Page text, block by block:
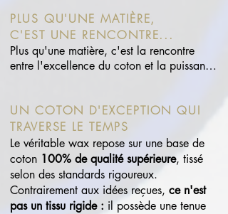
PLUS QU'UNE MATIÈRE,
C'EST UNE RENCONTRE...
Plus qu'une matière, c'est la rencontre
entre l'excellence du coton et la puissance
haut de gamme, le choix du wax s'est
imposé comme une évidence : allier
l'excellence technique du coton à la
puissance esthétique des motifs africains.
Voici pourquoi chaque parure que nous
concevons transforme votre chambre en
sanctuaire de style et de confort.
UN COTON D'EXCEPTION QUI
TRAVERSE LE TEMPS
Le véritable wax repose sur une base de
coton 100% de qualité supérieure, tissé
selon des standards rigoureux.
Contrairement aux idées reçues, ce n'est
pas un tissu rigide : il possède une tenue